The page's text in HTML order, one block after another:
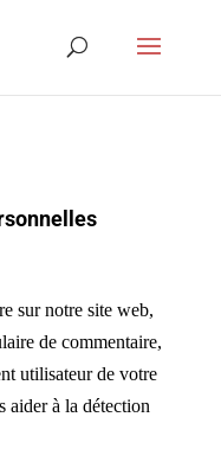
sur notre site web,
de commentaire,
utilisateur de votre
aider à la détection